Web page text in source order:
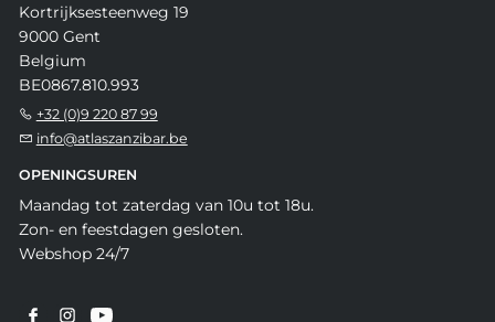
Kortrijksesteenweg 19
9000 Gent
Belgium
BE0867.810.993
+32 (0)9 220 87 99
info@atlaszanzibar.be
OPENINGSUREN
Maandag tot zaterdag van 10u tot 18u.
Zon- en feestdagen gesloten.
Webshop 24/7